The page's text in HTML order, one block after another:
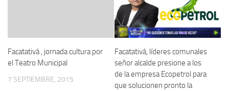
Facatativá , jornada cultura por
el Teatro Municipal
7 SEPTIEMBRE, 2015
Facatativá, líderes comunales
señor alcalde presione a los
de la empresa Ecopetrol para
que solucionen pronto la